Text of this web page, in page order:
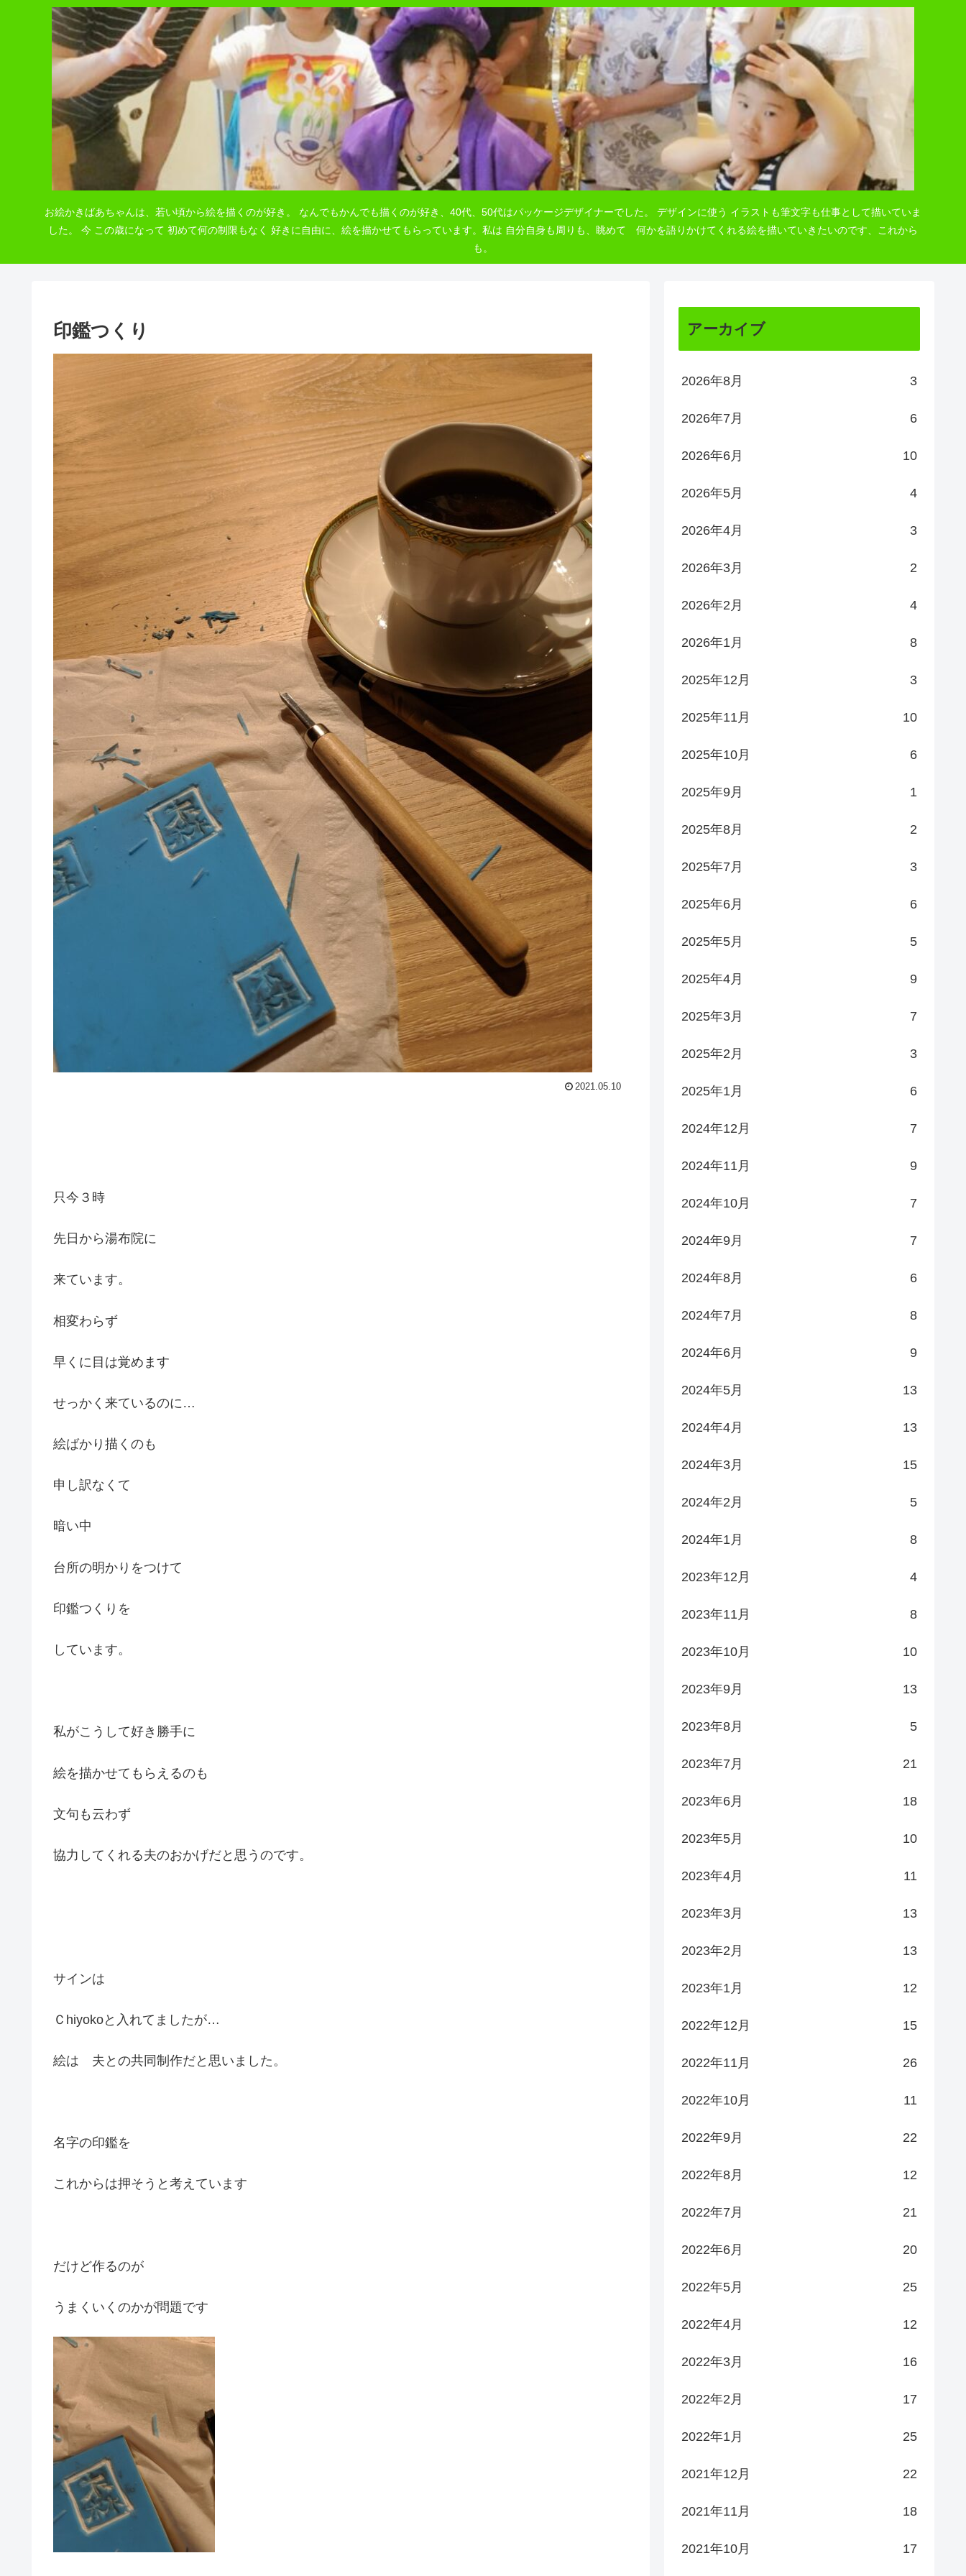
お絵かきばあちゃんは、若い頃から絵を描くのが好き。 なんでもかんでも描くのが好き、40代、50代はパッケージデザイナーでした。 デザインに使う イラストも筆文字も仕事として描いていま
した。 今 この歳になって 初めて何の制限もなく 好きに自由に、絵を描かせてもらっています。私は 自分自身も周りも、眺めて 何かを語りかけてくれる絵を描いていきたいのです、これから
も。
印鑑つくり
2021.05.10
只今３時
先日から湯布院に
来ています。
相変わらず
早くに目は覚めます
せっかく来ているのに…
絵ばかり描くのも
申し訳なくて
暗い中
台所の明かりをつけて
印鑑つくりを
しています。
私がこうして好き勝手に
絵を描かせてもらえるのも
文句も云わず
協力してくれる夫のおかげだと思うのです。
サインは
Ｃhiyokoと入れてましたが…
絵は 夫との共同制作だと思いました。
名字の印鑑を
これからは押そうと考えています
だけど作るのが
うまくいくのかが問題です
アーカイブ
2026年8月 3
2026年7月 6
2026年6月 10
2026年5月 4
2026年4月 3
2026年3月 2
2026年2月 4
2026年1月 8
2025年12月 3
2025年11月 10
2025年10月 6
2025年9月 1
2025年8月 2
2025年7月 3
2025年6月 6
2025年5月 5
2025年4月 9
2025年3月 7
2025年2月 3
2025年1月 6
2024年12月 7
2024年11月 9
2024年10月 7
2024年9月 7
2024年8月 6
2024年7月 8
2024年6月 9
2024年5月 13
2024年4月 13
2024年3月 15
2024年2月 5
2024年1月 8
2023年12月 4
2023年11月 8
2023年10月 10
2023年9月 13
2023年8月 5
2023年7月 21
2023年6月 18
2023年5月 10
2023年4月 11
2023年3月 13
2023年2月 13
2023年1月 12
2022年12月 15
2022年11月 26
2022年10月 11
2022年9月 22
2022年8月 12
2022年7月 21
2022年6月 20
2022年5月 25
2022年4月 12
2022年3月 16
2022年2月 17
2022年1月 25
2021年12月 22
2021年11月 18
2021年10月 17